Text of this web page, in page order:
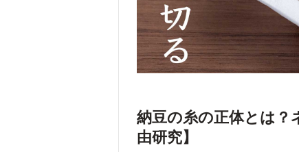
納豆の糸の正体とは？
由研究】